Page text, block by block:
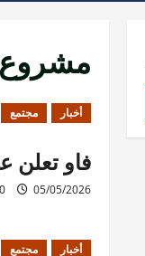
مشروع
أخبار مجتمع
فاو تعلن عن تنفيذ
05/05/2026
0
أخبار مجتمع